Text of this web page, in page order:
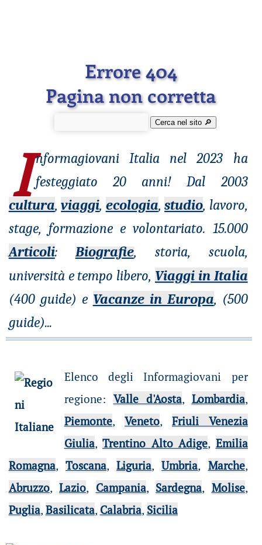
Errore 404
Pagina non corretta
Cerca nel sito 🔎︎
I nformagiovaniItalia nel 2023 ha
festeggiato 20 anni! Dal 2003
cultura,viaggi, ecologia,studio, lavoro,
stage, formazione e volontariato. 15.000
Articoli: Biografie, storia, scuola,
università e tempo libero, Viaggi in Italia
(400 guide) e Vacanze in Europa, (500
guide)...
Elenco degli Informagiovani per
regione: Valle d'Aosta, Lombardia,
Piemonte, Veneto,Friuli Venezia
Giulia,Trentino Alto Adige, Emilia
Romagna, Toscana,Liguria,Umbria, Marche,
Abruzzo,Lazio, Campania, Sardegna, Molise,
Puglia, Basilicata, Calabria, Sicilia